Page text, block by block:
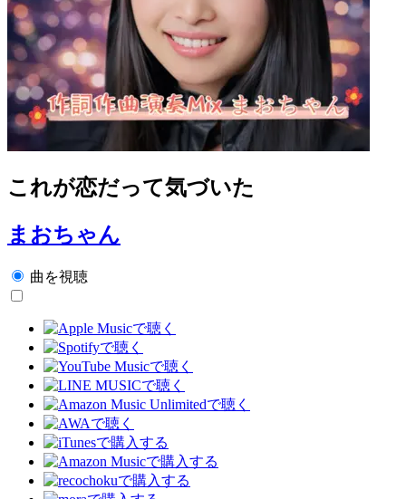
これが恋だって気づいた
まおちゃん
曲を視聴